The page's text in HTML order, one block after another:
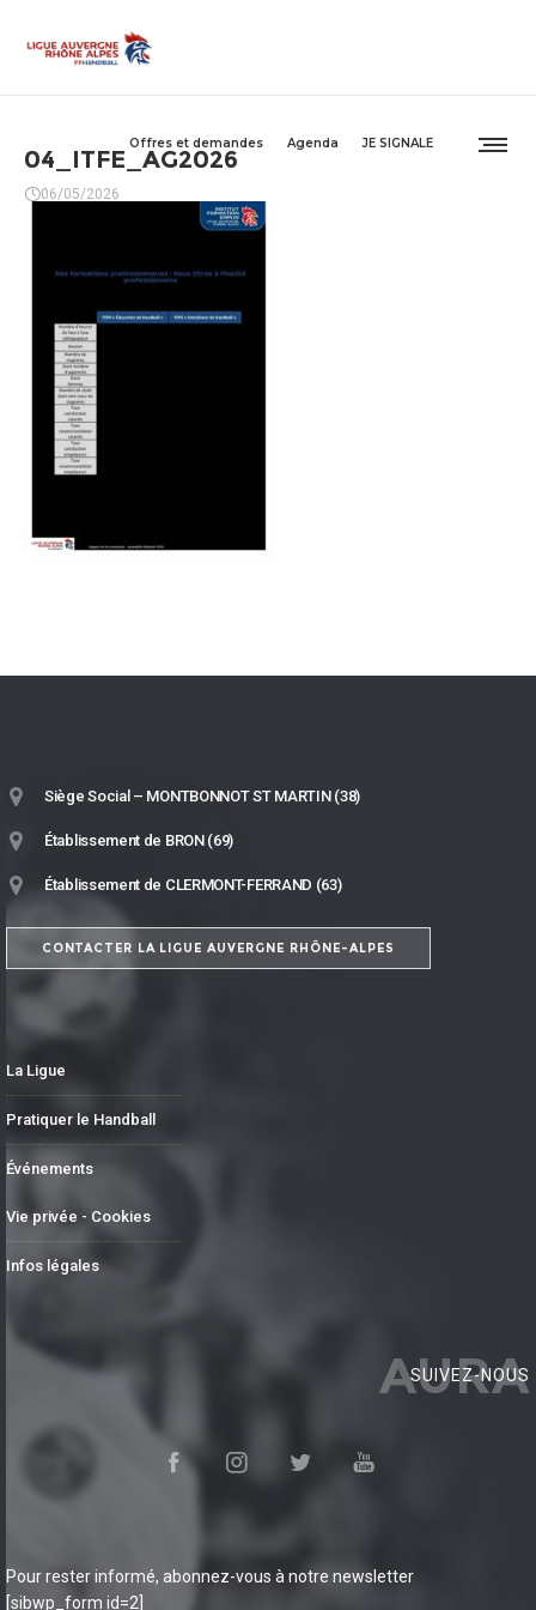
Offres et demandes Agenda JE SIGNALE
04_ITFE_AG2026
06/05/2026
Siège Social – MONTBONNOT ST MARTIN (38)
Établissement de BRON (69)
Établissement de CLERMONT-FERRAND (63)
CONTACTER LA LIGUE AUVERGNE RHÔNE-ALPES
La Ligue
Pratiquer le Handball
Événements
Vie privée - Cookies
Infos légales
AURA
SUIVEZ-NOUS
Pour rester informé, abonnez-vous à notre newsletter
[sibwp_form id=2]